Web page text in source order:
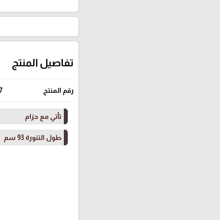
تفاصيل المنتج
رقم المنتج
تأتي مع حزام
طول التنورة 93 سم